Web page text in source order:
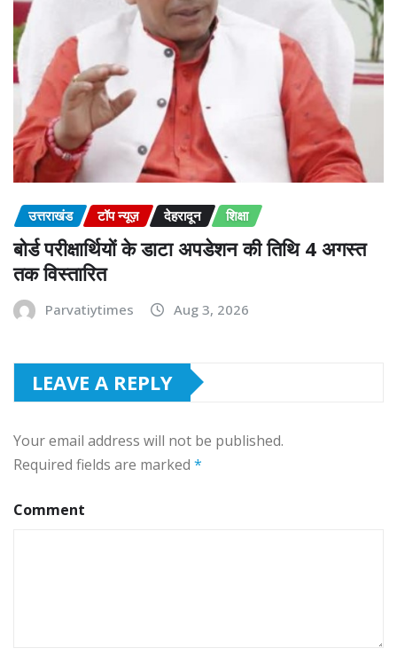
उत्तराखंड टॉप न्यूज़ देहरादून शिक्षा
बोर्ड परीक्षार्थियों के डाटा अपडेशन की तिथि 4 अगस्त
तक विस्तारित
Parvatiytimes Aug 3, 2026
LEAVE A REPLY
Your email address will not be published.
Required fields are marked *
Comment